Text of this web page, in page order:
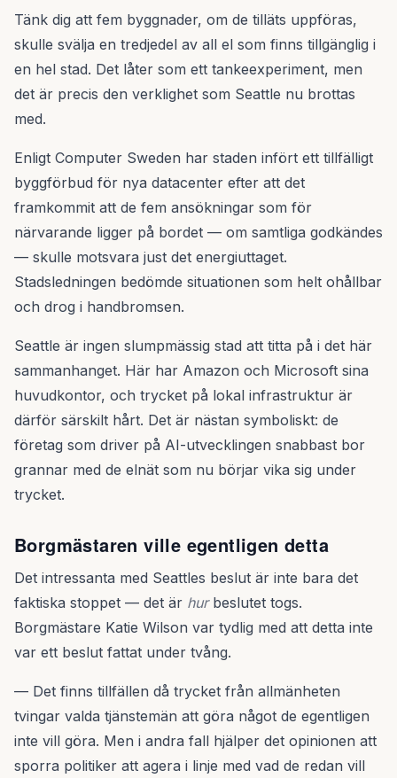
Tänk dig att fem byggnader, om de tilläts uppföras,
skulle svälja en tredjedel av all el som finns tillgänglig i
en hel stad. Det låter som ett tankeexperiment, men
det är precis den verklighet som Seattle nu brottas
med.
Enligt Computer Sweden har staden infört ett tillfälligt
byggförbud för nya datacenter efter att det
framkommit att de fem ansökningar som för
närvarande ligger på bordet — om samtliga godkändes
— skulle motsvara just det energiuttaget.
Stadsledningen bedömde situationen som helt ohållbar
och drog i handbromsen.
Seattle är ingen slumpmässig stad att titta på i det här
sammanhanget. Här har Amazon och Microsoft sina
huvudkontor, och trycket på lokal infrastruktur är
därför särskilt hårt. Det är nästan symboliskt: de
företag som driver på AI-utvecklingen snabbast bor
grannar med de elnät som nu börjar vika sig under
trycket.
Borgmästaren ville egentligen detta
Det intressanta med Seattles beslut är inte bara det
faktiska stoppet — det är hurbeslutet togs.
Borgmästare Katie Wilson var tydlig med att detta inte
var ett beslut fattat under tvång.
— Det finns tillfällen då trycket från allmänheten
tvingar valda tjänstemän att göra något de egentligen
inte vill göra. Men i andra fall hjälper det opinionen att
sporra politiker att agera i linje med vad de redan vill